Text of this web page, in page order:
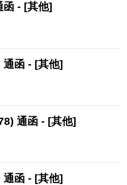
函 - [其他]
通函 - [其他]
通函 - [其他]
通函 - [其他]